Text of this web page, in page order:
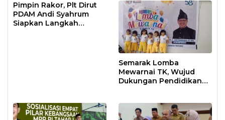
Pimpin Rakor, Plt Dirut
PDAM Andi Syahrum
Siapkan Langkah
Semarak Lomba
Mewarnai TK, Wujud
Dukungan Pendidikan